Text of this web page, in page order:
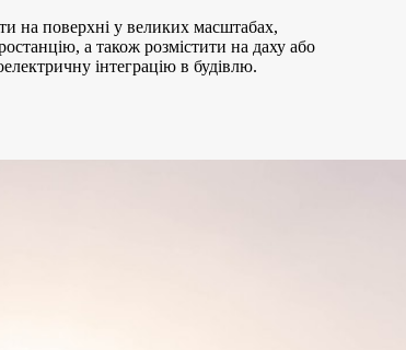
на поверхні у великих масштабах,
а також розмістити на даху або
інтеграцію в будівлю.